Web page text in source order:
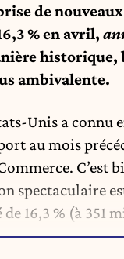
de
% en avril,
historique,
ambivalente.
Unis a connu
au mois
C’est
spectaculaire
16,3 % (à 351